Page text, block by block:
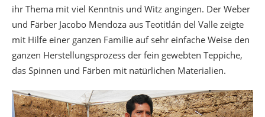
ihr Thema mit viel Kenntnis und Witz angingen. Der Weber
und Färber Jacobo Mendoza aus Teotitlán del Valle zeigte
mit Hilfe einer ganzen Familie auf sehr einfache Weise den
ganzen Herstellungsprozess der fein gewebten Teppiche,
das Spinnen und Färben mit natürlichen Materialien.